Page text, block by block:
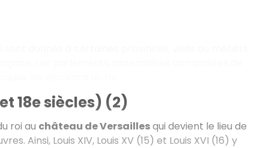
18e siècles) (2)
roi au château de Versaillesqui devient le lieu de
Ainsi, Louis XIV, Louis XV (15) et Louis XVI (16) y